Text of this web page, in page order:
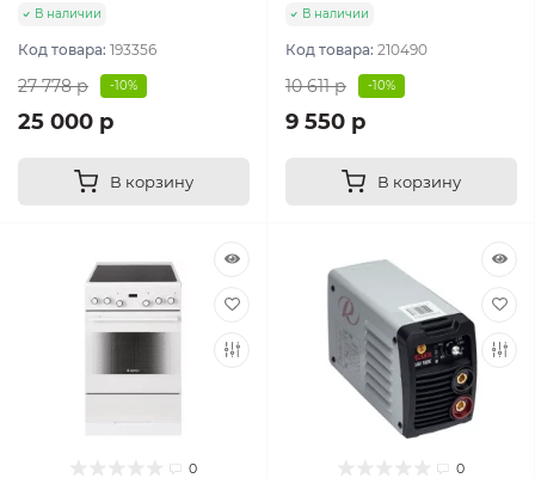
В наличии
Код товара: 193356
27 778 р -10%
25 000 р
В корзину
В наличии
Код товара: 210490
10 611 р -10%
9 550 р
В корзину
0 0